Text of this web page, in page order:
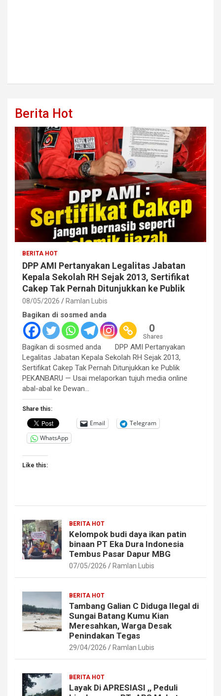
Berita Hot
BERITA HOT
DPP AMI Pertanyakan Legalitas Jabatan
Kepala Sekolah RH Sejak 2013, Sertifikat
Cakep Tak Pernah Ditunjukkan ke Publik
08/05/2026 Ramlan Lubis
Bagikan di sosmed anda
0
Shares
Bagikan di sosmed anda DPP AMI Pertanyakan
Legalitas Jabatan Kepala Sekolah RH Sejak 2013,
Sertifikat Cakep Tak Pernah Ditunjukkan ke Publik
PEKANBARU — Usai melaporkan tujuh media online
abal-abal ke Dewan…
Share this:
Email
Telegram
WhatsApp
Like this:
BERITA HOT
Kelompok budi daya ikan patin
binaan PT Eka Dura Indonesia
Tembus Pasar Dapur MBG
07/05/2026 Ramlan Lubis
BERITA HOT
Tambang Galian C Diduga Ilegal di
Sungai Batang Kumu Kian
Meresahkan, Warga Desak
Penindakan Tegas
29/04/2026 Ramlan Lubis
BERITA HOT
Layak Di APRESIASI ,, Peduli